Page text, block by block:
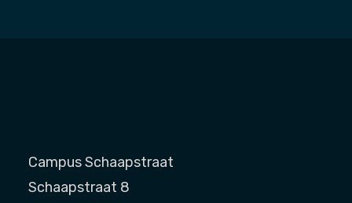
Campus Schaapstraat
Schaapstraat 8